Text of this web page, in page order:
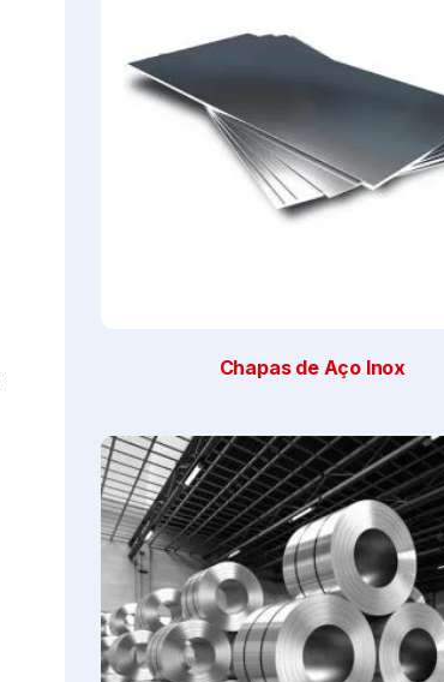
Chapas de Aço Inox